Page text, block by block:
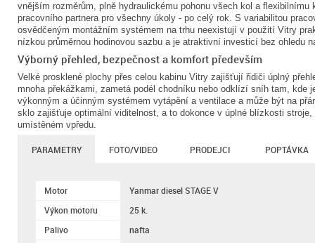
vnějším rozměrům, plně hydraulickému pohonu všech kol a
pracovního partnera pro všechny úkoly - po celý rok. S variabilitou
osvědčeným montážním systémem na trhu neexistují v použití Vitry
nízkou průměrnou hodinovou sazbu a je atraktivní investicí bez ohledu
Výborný přehled, bezpečnost a komfort především
Velké prosklené plochy přes celou kabinu Vitry zajišťují řidiči úplný
mnoha překážkami, zametá podél chodníku nebo odklízí sníh tam, kde
výkonným a účinným systémem vytápění a ventilace a může být na
sklo zajišťuje optimální viditelnost, a to dokonce v úplné blízkosti
umístěném vpředu.
PARAMETRY FOTO/VIDEO PRODEJCI POPTÁVKA
Motor
Yanmar diesel STAGE V
Výkon motoru
25 k.
Palivo
nafta